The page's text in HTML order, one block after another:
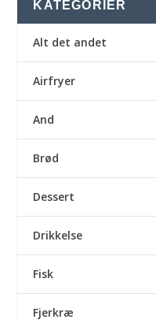
KATEGORIER
Alt det andet
Airfryer
And
Brød
Dessert
Drikkelse
Fisk
Fjerkræ